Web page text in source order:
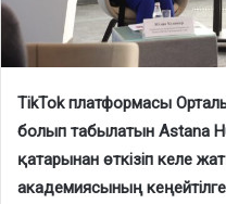
TikTok платформасы
болып табылатын Astana
қатарынан өткізіп келе
академиясының